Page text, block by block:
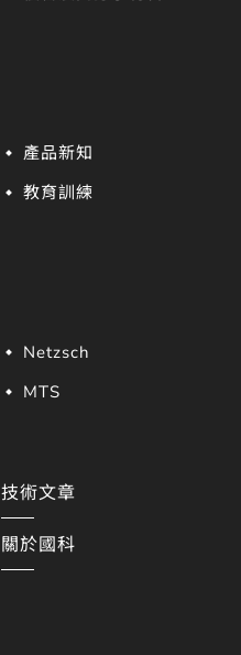
產品新知
教育訓練
Netzsch
MTS
技術文章
關於國科